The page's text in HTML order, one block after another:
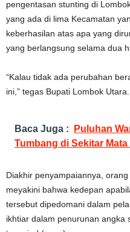
pengentasan stunting di
yang ada di lima Kecamatan
keberhasilan atas apa yang
yang berlangsung selama dua
“Kalau tidak ada perubahan
ini,” tegas Bupati Lombok Utara.
Baca Juga :
Puluhan
Tumbang di Sekitar
Diakhir penyampaiannya,
meyakini bahwa kedepan
tersebut dipedomani dalam
ikhtiar dalam penurunan angka